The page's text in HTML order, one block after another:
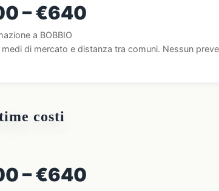
– €640
a BOBBIO
di mercato e distanza tra comuni. Nessun
costi
– €640